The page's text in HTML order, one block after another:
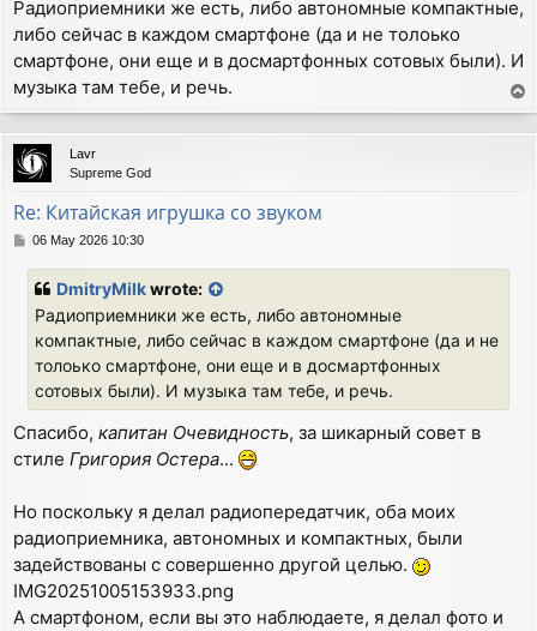
Радиоприемники же есть, либо автономные компактные,
либо сейчас в каждом смартфоне (да и не толоько
смартфоне, они еще и в досмартфонных сотовых были). И
музыка там тебе, и речь.
o
p
Lavr
Supreme God
Re: Китайская игрушка со звуком
P06 May 2026 10:30
DmitryMilkwrote:
Радиоприемники же есть, либо автономные
компактные, либо сейчас в каждом смартфоне (да и не
толоько смартфоне, они еще и в досмартфонных
сотовых были). И музыка там тебе, и речь.
Спасибо, капитан Очевидность, за шикарный совет в
стиле Григория Остера...
Но поскольку я делал радиопередатчик, оба моих
радиоприемника, автономных и компактных, были
задействованы с совершенно другой целью.
IMG20251005153933.png
А смартфоном, если вы это наблюдаете, я делал фото и